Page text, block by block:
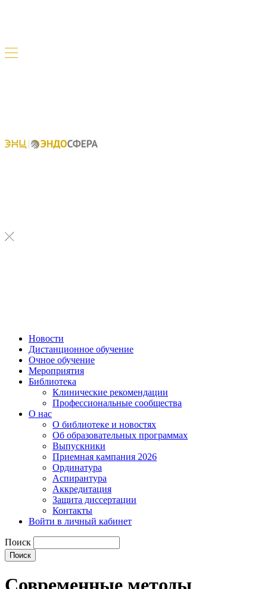
Новости
Дистанционное обучение
Очное обучение
Мероприятия
Библиотека
Клинические рекомендации
Профессиональные сообщества
О нас
О библиотеке и новостях
Об образовательных программах
Выпускники
Приемная кампания 2026
Ординатура
Аспирантура
Аккредитация
Защита диссертации
Контакты
Войти в личный кабинет
Поиск